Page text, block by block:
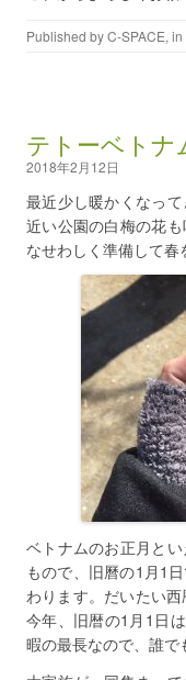
Published byC-SPACE, in
テトーベトナ
2018年2月12日
最近少し暖かくなっ
近い公園の白梅の花
なせわしく準備して春
ベトナムのお正月と
もので、旧曆の1月1
わります。だいたい西
今年、旧暦の1月1日
暇の最長なので、誰で